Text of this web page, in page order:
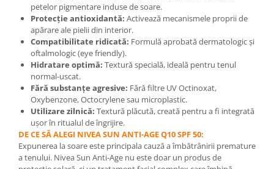
Haruharu Wonder
Medicube
ARIUL
Dr. Althea
DELLA BORN
Ulei de cocos
Ulei de peste
Ulei MCT
Vitamina A
Vitamina B
Vitamina C
Vitamina D
Vitamina E
Vitamina K
petelor pigmentare induse de soare.
Protecție antioxidantă: Activează mecanismele proprii de
apărare ale pielii din interior.
Compatibilitate ridicată: Formulă aprobată dermatologic și
oftalmologic (eye friendly).
Hidratare optimă: Textură specială, ideală pentru tenul
normal-uscat.
Fără substanțe agresive: Fără filtre UV Octinoxat,
Oxybenzone, Octocrylene sau microplastic.
Utilizare zilnică: Textură plăcută, creată pentru a fi integrată
ușor în ritualul de îngrijire.
DE CE SĂ ALEGI NIVEA SUN ANTI-AGE Q10 SPF 50:
Expunerea la soare este principala cauză a îmbătrânirii premature
a tenului. Nivea Sun Anti-Age nu este doar un produs de